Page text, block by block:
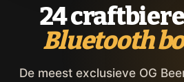
24
Bluetooth
De meest exclusieve OG